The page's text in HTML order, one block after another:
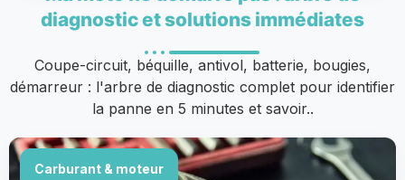
diagnostic et solutions immédiates
Coupe-circuit, béquille, antivol, batterie, bougies,
démarreur : l'arbre de diagnostic complet pour identifier
la panne en 5 minutes et savoir..
Carburant & moteur